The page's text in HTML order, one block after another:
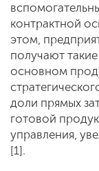
контрактной
этом,
получают
основном
доли прямых
готовой
управления,
[1].